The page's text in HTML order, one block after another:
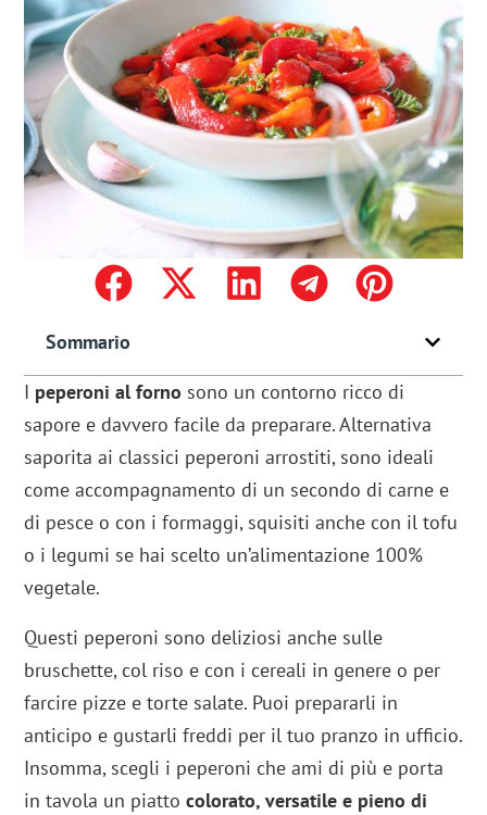
Sommario
I peperoni al forno sono un contorno ricco di
sapore e davvero facile da preparare. Alternativa
saporita ai classici peperoni arrostiti, sono ideali
come accompagnamento di un secondo di carne e
di pesce o con i formaggi, squisiti anche con il tofu
o i legumi se hai scelto un’alimentazione 100%
vegetale.
Questi peperoni sono deliziosi anche sulle
bruschette, col riso e con i cereali in genere o per
farcire pizze e torte salate. Puoi prepararli in
anticipo e gustarli freddi per il tuo pranzo in ufficio.
Insomma, scegli i peperoni che ami di più e porta
in tavola un piattocolorato, versatile e pieno di